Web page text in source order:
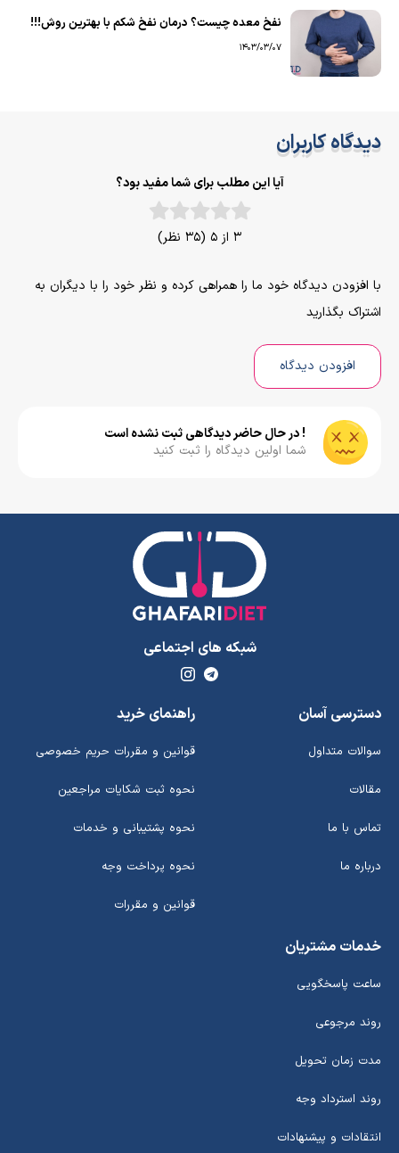
نفخ معده چیست؟ درمان نفخ شکم با بهترین روش!!!
1403/03/07
دیدگاه کاربران
آیا این مطلب برای شما مفید بود؟
3 از 5 (35 نظر)
با افزودن دیدگاه خود ما را همراهی کرده و نظر خود را با دیگران به
اشتراک بگذارید
افزودن دیدگاه
! در حال حاضر دیدگاهی ثبت نشده است
شما اولین دیدگاه را ثبت کنید
شبکه های اجتماعی
دسترسی آسان
سوالات متداول
مقالات
تماس با ما
درباره ما
راهنمای خرید
قوانین و مقررات حریم خصوصی
نحوه ثبت شکایات مراجعین
نحوه پشتیبانی و خدمات
نحوه پرداخت وجه
قوانین و مقررات
خدمات مشتریان
ساعت پاسخگویی
روند مرجوعی
مدت زمان تحویل
روند استرداد وجه
انتقادات و پیشنهادات